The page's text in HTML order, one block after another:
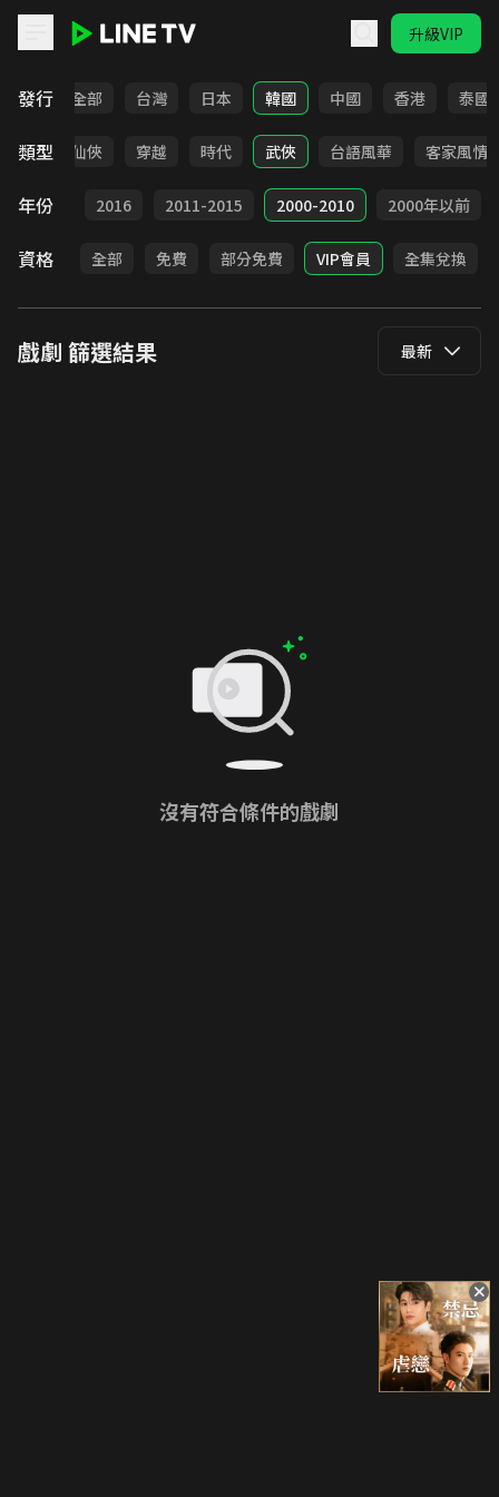
升級VIP
發行 全部 台灣 日本 韓國 中國 香港 泰國
類型
療癒 仙俠 穿越 時代 武俠 台語風華 客家風情
年份
2017 2016 2011-2015 2000-2010 2000年以前
資格 全部 免費 部分免費 VIP會員 全集兌換
戲劇 篩選結果 最新
沒有符合條件的戲劇